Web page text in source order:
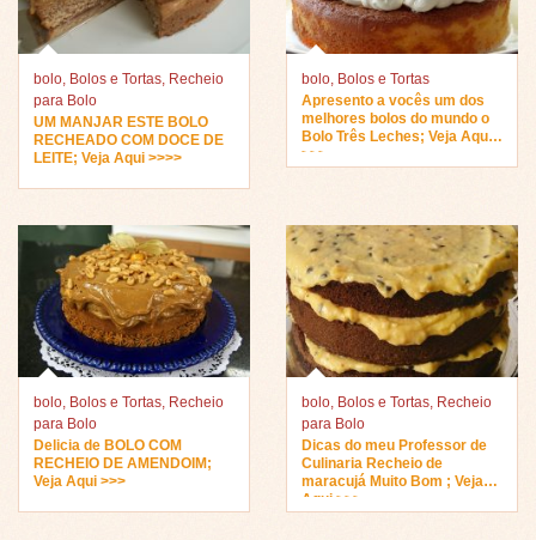
bolo, Bolos e Tortas, Recheio
para Bolo
UM MANJAR ESTE BOLO
RECHEADO COM DOCE DE
LEITE; Veja Aqui >>>>
bolo, Bolos e Tortas
Apresento a vocês um dos
melhores bolos do mundo o
Bolo Três Leches; Veja Aqui
>>>
bolo, Bolos e Tortas, Recheio
para Bolo
Delicia de BOLO COM
RECHEIO DE AMENDOIM;
Veja Aqui >>>
bolo, Bolos e Tortas, Recheio
para Bolo
Dicas do meu Professor de
Culinaria Recheio de
maracujá Muito Bom ; Veja
Aqui >>>